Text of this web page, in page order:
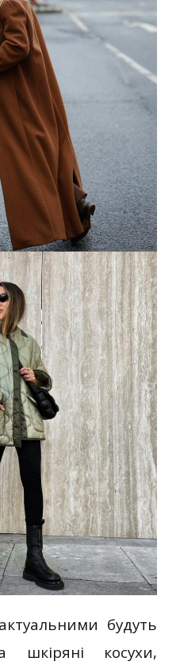
будуть
шкіряні косухи,